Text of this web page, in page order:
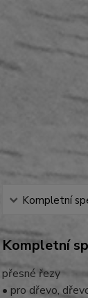
Kompletní
Kompletní
přesné řezy
• pro dřevo,